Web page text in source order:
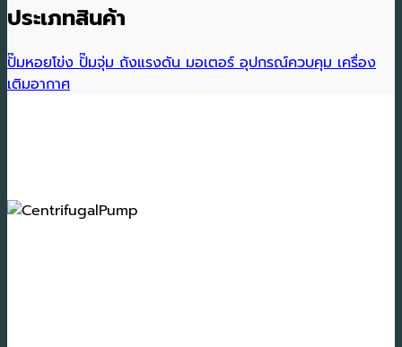
ประเภทสินค้า
ปั๊มหอยโข่ง ปั๊มจุ่ม ถังแรงดัน มอเตอร์ อุปกรณ์ควบคุม เครื่อง
เติมอากาศ